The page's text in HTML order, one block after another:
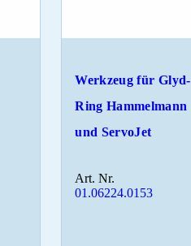
Werkzeug für Glyd-
Ring Hammelmann
und ServoJet
Art. Nr.
01.06224.0153